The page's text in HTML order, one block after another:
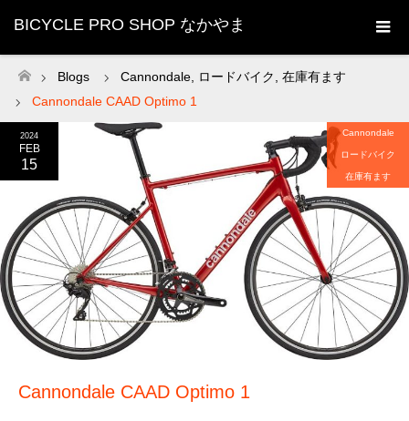
BICYCLE PRO SHOP なかやま
ホーム
Blogs Cannondale ロードバイク
在庫有ます
Cannondale CAAD Optimo 1
2024
FEB
15
Cannondale
ロードバイク
在庫有ます
Cannondale CAAD Optimo 1